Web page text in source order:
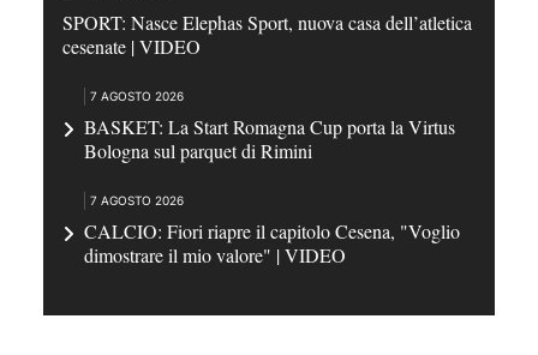
SPORT: Nasce Elephas Sport, nuova casa dell’atletica
cesenate | VIDEO
7 AGOSTO 2026
BASKET: La Start Romagna Cup porta la Virtus
Bologna sul parquet di Rimini
7 AGOSTO 2026
CALCIO: Fiori riapre il capitolo Cesena, "Voglio
dimostrare il mio valore" | VIDEO